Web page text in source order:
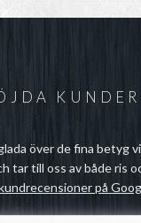
KUNDER
över de fina betyg
tar till oss av både ris
på